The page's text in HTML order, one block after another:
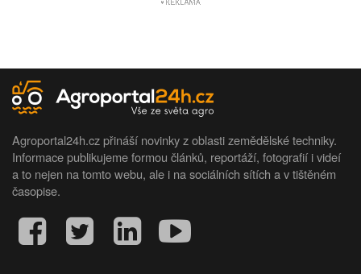
Agroportal24h.cz přináší novinky z oblasti zemědělské techniky.
Informace publikujeme formou článků, reportáží, fotografií i videí
a to nejen na tomto webu, ale i na sociálních sítích a v tištěném
časopise.